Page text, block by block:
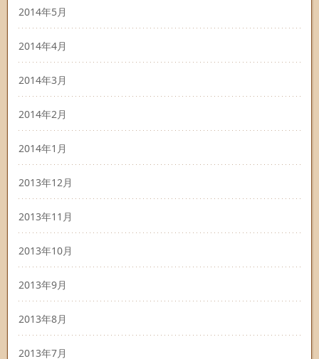
2014年5月
2014年4月
2014年3月
2014年2月
2014年1月
2013年12月
2013年11月
2013年10月
2013年9月
2013年8月
2013年7月